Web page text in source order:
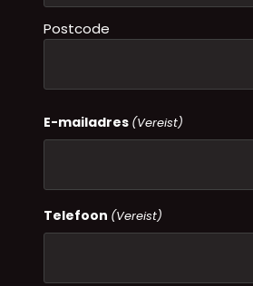
Postcode
E-mailadres (Vereist)
Telefoon (Vereist)